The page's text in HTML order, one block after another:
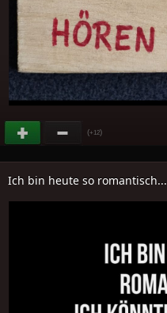
(+12)
Ich bin heute so romantisch...